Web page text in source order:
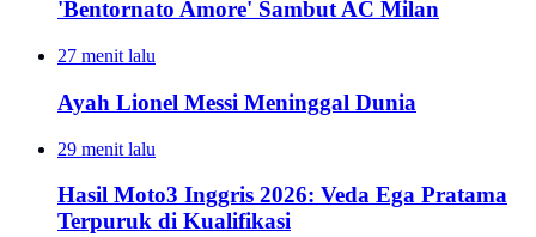
'Bentornato Amore' Sambut AC Milan
27 menit lalu
Ayah Lionel Messi Meninggal Dunia
29 menit lalu
Hasil Moto3 Inggris 2026: Veda Ega Pratama
Terpuruk di Kualifikasi